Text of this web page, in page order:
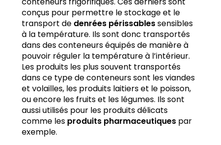
conçus pour permettre le stockage et le
transport dedenrées périssablessensibles
à la température. Ils sont donc transportés
dans des conteneurs équipés de manière à
pouvoir réguler la température à l’intérieur.
Les produits les plus souvent transportés
dans ce type de conteneurs sont les viandes
et volailles, les produits laitiers et le poisson,
ou encore les fruits et les légumes. Ils sont
aussi utilisés pour les produits délicats
comme lesproduits pharmaceutiquespar
exemple.